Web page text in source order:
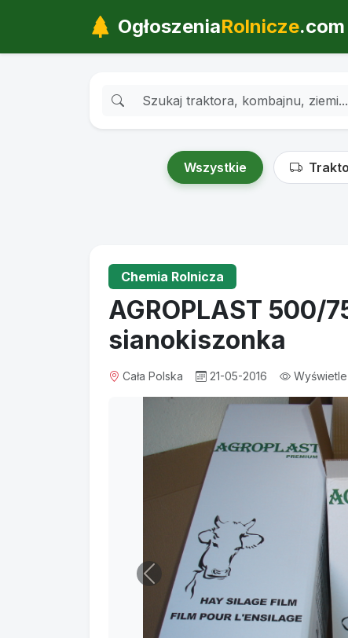
OgłoszeniaRolnicze.com
Wszystkie
Chemia Rolnicza
AGROPLAST 500/
sianokiszonka
Cała Polska 21-05-2016